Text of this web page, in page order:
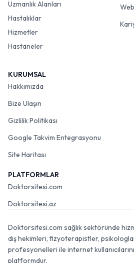
Uzmanlık Alanları
Hastalıklar
Hizmetler
Hastaneler
KURUMSAL
Hakkımızda
Bize Ulaşın
Gizlilik Politikası
Google Takvim Entegrasyonu
Site Haritası
PLATFORMLAR
Doktorsitesi.com
Doktorsitesi.az
Doktorsitesi.com sağlık sektöründe
diş hekimleri, fizyoterapistler,
profesyonelleri ile internet
platformdur.